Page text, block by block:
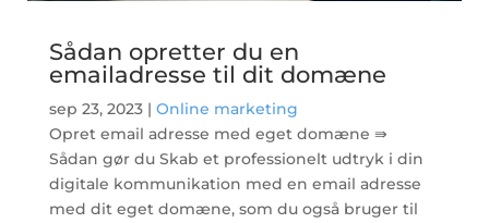
Sådan opretter du en
emailadresse til dit domæne
sep 23, 2023| Online marketing
Opret email adresse med eget domæne ⇛
Sådan gør du Skab et professionelt udtryk i din
digitale kommunikation med en email adresse
med dit eget domæne, som du også bruger til